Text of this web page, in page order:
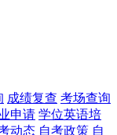
成绩复查 考场查询
申请 学位英语培
动态 自考政策 自